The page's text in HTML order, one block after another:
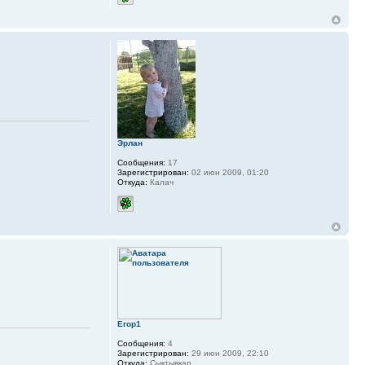
Эрлан
Сообщения: 17
Зарегистрирован: 02 июн 2009, 01:20
Откуда: Калач
Егор1
Сообщения: 4
Зарегистрирован: 29 июн 2009, 22:10
Откуда: Сыктывкар